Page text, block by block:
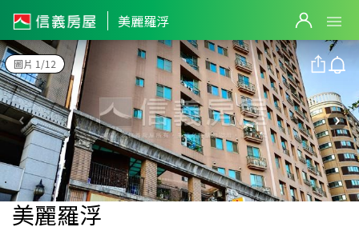
美麗羅浮
圖片 1/12
美麗羅浮